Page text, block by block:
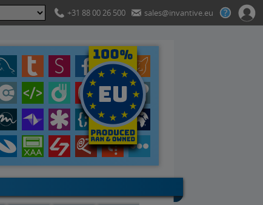
+31 88 00 26 500 sales@invantive.eu